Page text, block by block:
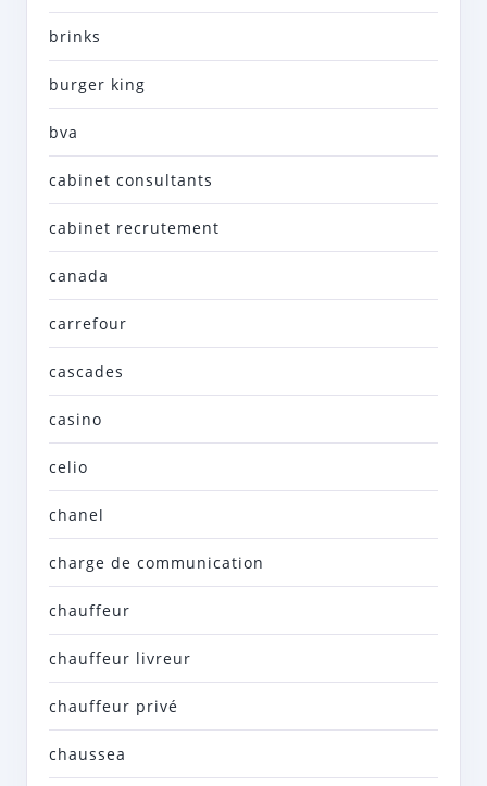
brinks
burger king
bva
cabinet consultants
cabinet recrutement
canada
carrefour
cascades
casino
celio
chanel
charge de communication
chauffeur
chauffeur livreur
chauffeur privé
chaussea